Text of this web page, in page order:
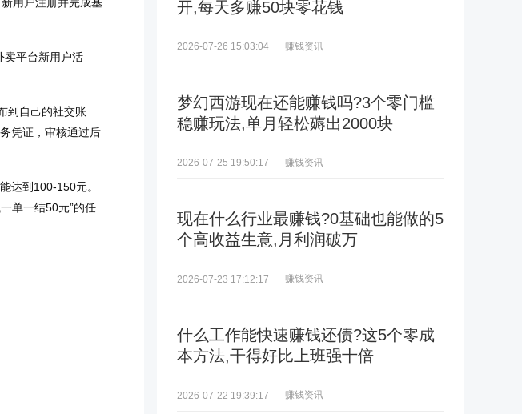
卖平台新用户活
到自己的社交账
凭证，审核通过后
达到100-150元。
单一结50元”的任
开,每天多赚50块零花钱
2026-07-26 15:03:04 赚钱资讯
梦幻西游现在还能赚钱吗?3个零门槛
稳赚玩法,单月轻松薅出2000块
2026-07-25 19:50:17 赚钱资讯
现在什么行业最赚钱?0基础也能做的5
个高收益生意,月利润破万
2026-07-23 17:12:17 赚钱资讯
什么工作能快速赚钱还债?这5个零成
本方法,干得好比上班强十倍
2026-07-22 19:39:17 赚钱资讯